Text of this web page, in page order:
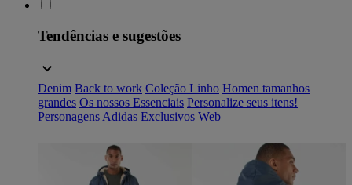
Tendências e sugestões
Denim Back to work Coleção Linho Homen tamanhos
grandes Os nossos Essenciais Personalize seus itens!
Personagens Adidas Exclusivos Web